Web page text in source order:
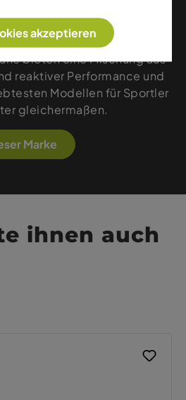
und ein
Ob Running, Wandern
bieten eine Mischung aus
reaktiver Performance und
Modellen für Sportler
gleichermaßen.
Marke
ihnen auch
akzeptieren